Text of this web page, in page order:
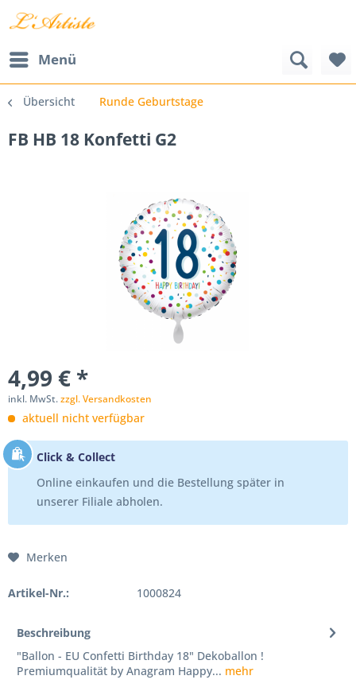
Menü
Übersicht Runde Geburtstage
FB HB 18 Konfetti G2
4,99 € *
inkl. MwSt.zzgl. Versandkosten
aktuell nicht verfügbar
Click & Collect
Online einkaufen und die Bestellung später in
unserer Filiale abholen.
Merken
Artikel-Nr.: 1000824
Beschreibung
"Ballon - EU Confetti Birthday 18" Dekoballon !
Premiumqualität by Anagram Happy... mehr